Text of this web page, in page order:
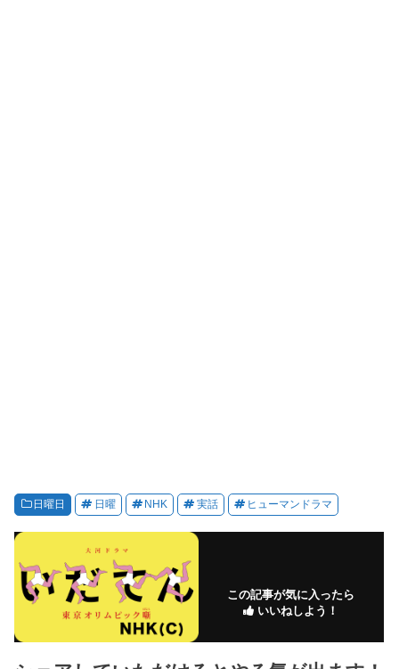
日曜日 日曜 NHK 実話 ヒューマンドラマ
この記事が気に入ったら
いいねしよう！